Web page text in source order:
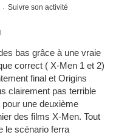
Suivre son activité
bas grâce à une vraie
correct ( X-Men 1 et 2)
final et Origins
clairement pas terrible
une deuxième
des films X-Men. Tout
le scénario ferra